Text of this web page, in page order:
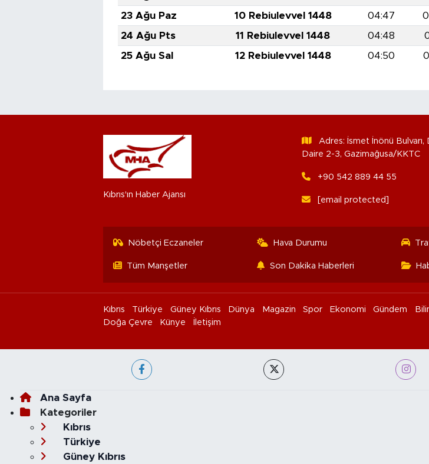
23 Ağu Paz
10 Rebiulevvel 1448 04:47
24 Ağu Pts
11 Rebiulevvel 1448 04:48
25 Ağu Sal
12 Rebiulevvel 1448 04:50
Kıbrıs'ın Haber Ajansı
Adres: İsmet İnönü
Daire 2-3, Gazimağusa/KKTC
+90 542 889 44 55
[email protected]
Nöbetçi Eczaneler Hava Durumu
Tüm Manşetler Son Dakika Haberleri
Kıbrıs Türkiye Güney Kıbrıs Dünya Magazin Spor Ekonomi Gündem
Doğa Çevre
Künye İletişim
Ana Sayfa
Kategoriler
Kıbrıs
Türkiye
Güney Kıbrıs